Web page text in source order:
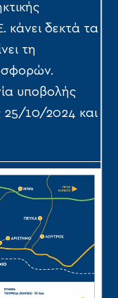
κάνει δεκτά τα
τη
υποβολής
25/10/2024 και